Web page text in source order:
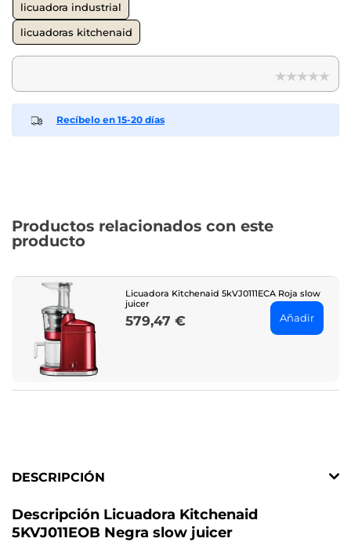
licuadora industrial
licuadoras kitchenaid
Recíbelo en 15-20 días
Productos relacionados con este
producto
Licuadora Kitchenaid 5kVJ0111ECA Roja slow
juicer
Price
579,47 € Añadir
DESCRIPCIÓN
Descripción Licuadora Kitchenaid
5KVJ011EOB Negra slow juicer